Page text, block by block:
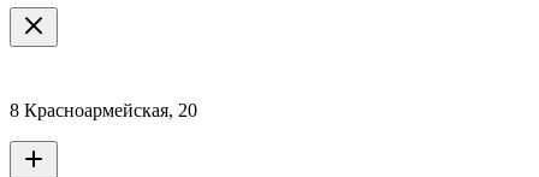
8 Красноармейская, 20